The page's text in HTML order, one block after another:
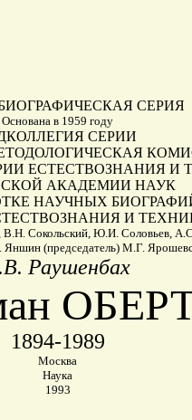
СЕРИЯ
Основана в 1959 году
СЕРИИ
ЕСТЕСТВОЗНАНИЯ И
АКАДЕМИИ НАУК
НАУЧНЫХ
И
Сокольский, Ю.И. Соловьев,
(председатель) М.Г.
Раушенбах
1894-1989
Москва
Наука
1993